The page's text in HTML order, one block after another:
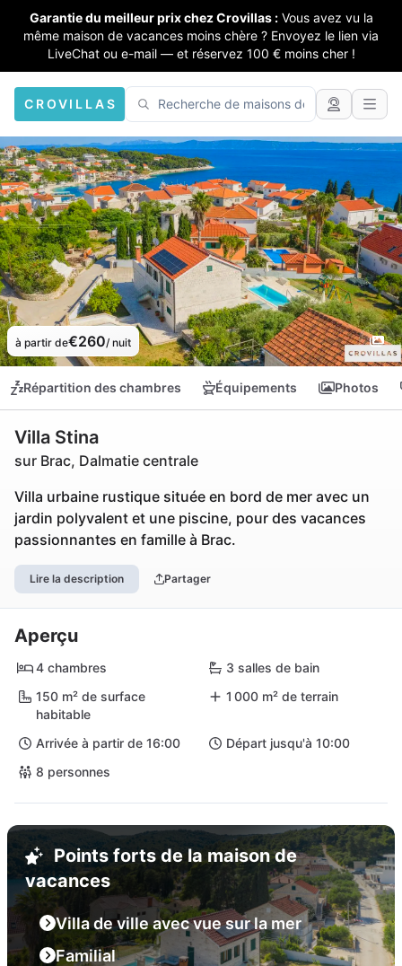
Garantie du meilleur prix chez Crovillas : Vous avez vu la
même maison de vacances moins chère ? Envoyez le lien via
LiveChat ou e-mail — et réservez 100 € moins cher !
CROVILLAS
à partir de€260/ nuit
Répartition des chambres Équipements Photos
Villa Stina
sur Brac, Dalmatie centrale
Villa urbaine rustique située en bord de mer avec un
jardin polyvalent et une piscine, pour des vacances
passionnantes en famille à Brac.
Lire la description Partager
Aperçu
4 chambres
3 salles de bain
150 m² de surface
habitable
1 000 m² de terrain
Arrivée à partir de 16:00
Départ jusqu'à 10:00
8 personnes
Points forts de la maison de
vacances
Villa de ville avec vue sur la mer
Familial